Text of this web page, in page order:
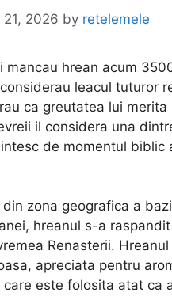
2026 by retelemele
mancau hrean acum
leacul tuturor
ca greutatea lui merita
il considera una
de momentul biblic
din zona geografica a
hreanul s-a raspandit
Renasterii.
apreciata pentru
care este folosita atat ca